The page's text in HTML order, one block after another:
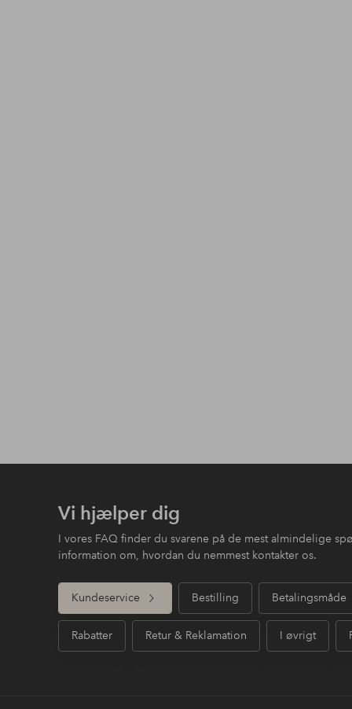
Vi hjælper dig
I vores FAQ finder du svarene på de mest almindelige
information om, hvordan du nemmest kontakter os.
Kundeservice Bestilling Betalingsmåde
Rabatter Retur & Reklamation I øvrigt